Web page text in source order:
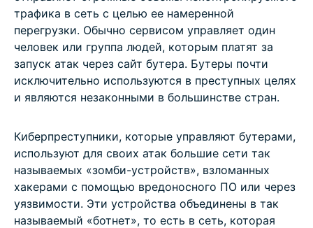
трафика в сеть с целью ее намеренной
перегрузки. Обычно сервисом управляет один
человек или группа людей, которым платят за
запуск атак через сайт бутера. Бутеры почти
исключительно используются в преступных целях
и являются незаконными в большинстве стран.
Киберпреступники, которые управляют бутерами,
используют для своих атак большие сети так
называемых «зомби-устройств», взломанных
хакерами с помощью вредоносного ПО или через
уязвимости. Эти устройства объединены в так
называемый «ботнет», то есть в сеть, которая